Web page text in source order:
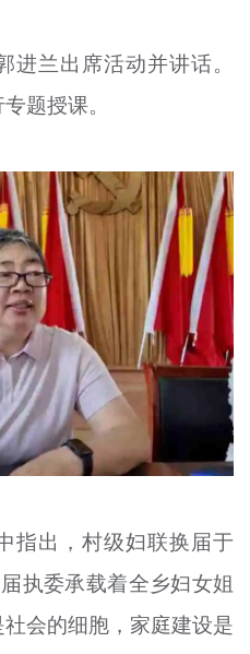
兰出席活动并讲话。
题授课。
指出，村级妇联换届于
执委承载着全乡妇女姐
会的细胞，家庭建设是